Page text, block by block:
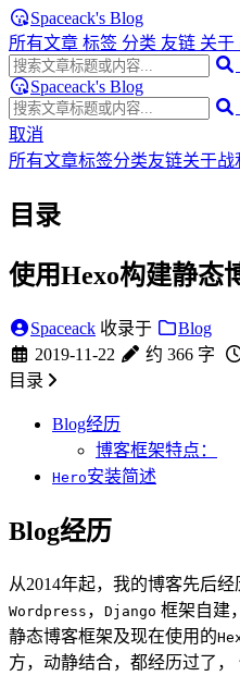
Spaceack's Blog
所有文章 标签 分类 友链 关于
Spaceack's Blog
取消
所有文章标签分类友链关于战
目录
使用Hexo构建静态
Spaceack 收录于
Blog
2019-11-22
约 366 字
目录
Blog经历
博客框架特点：
Hero安装简述
Blog经历
从2014年起，我的博客先后
Wordpress ， Django 框架自建
静态博客框架及现在使用的
方，动静结合，都经历过了